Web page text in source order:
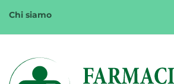
Chi siamo
Margherita
FarmaWeb